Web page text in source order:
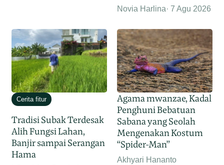
Novia Harlina 7 Agu 2026
Cerita fitur
Tradisi Subak Terdesak
Alih Fungsi Lahan,
Banjir sampai Serangan
Hama
Agama mwanzae, Kadal
Penghuni Bebatuan
Sabana yang Seolah
Mengenakan Kostum
“Spider-Man”
Akhyari Hananto